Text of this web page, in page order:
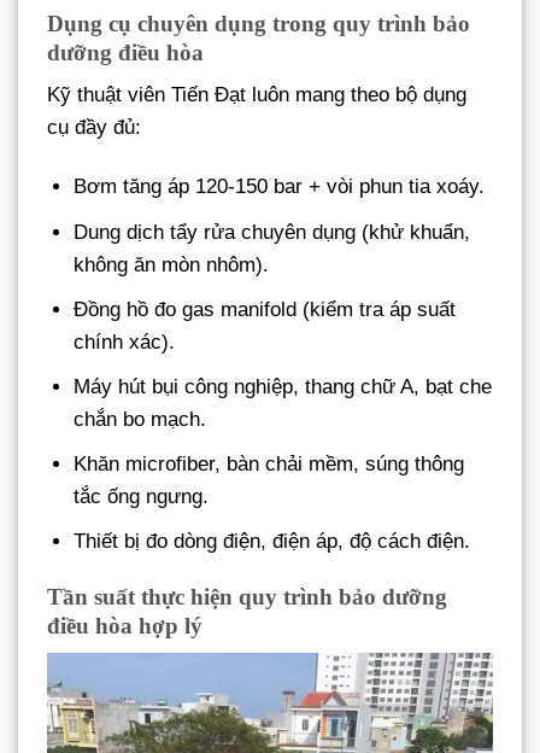
Dụng cụ chuyên dụng trong quy trình bảo
dưỡng điều hòa
Kỹ thuật viên Tiến Đạt luôn mang theo bộ dụng
cụ đầy đủ:
Bơm tăng áp 120-150 bar + vòi phun tia xoáy.
Dung dịch tẩy rửa chuyên dụng (khử khuẩn,
không ăn mòn nhôm).
Đồng hồ đo gas manifold (kiểm tra áp suất
chính xác).
Máy hút bụi công nghiệp, thang chữ A, bạt che
chắn bo mạch.
Khăn microfiber, bàn chải mềm, súng thông
tắc ống ngưng.
Thiết bị đo dòng điện, điện áp, độ cách điện.
Tần suất thực hiện quy trình bảo dưỡng
điều hòa hợp lý